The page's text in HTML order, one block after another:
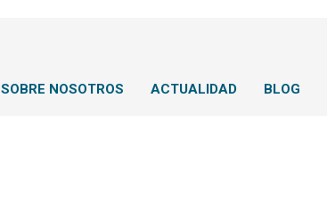
SOBRE NOSOTROS ACTUALIDAD BLOG